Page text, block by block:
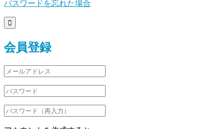
パスワードを忘れた場合

会員登録